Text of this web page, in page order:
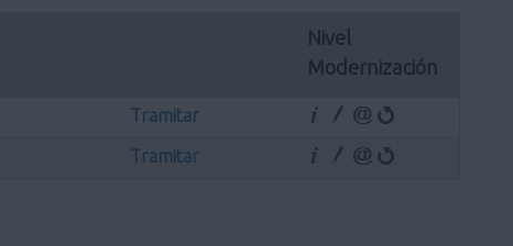
Nivel
Modernización
Tramitar
Tramitar